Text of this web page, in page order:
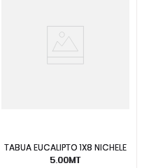
TABUA EUCALIPTO 1X8 NICHELE
5.00MT